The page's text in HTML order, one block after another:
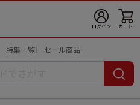
ログイン カート
特集一覧 セール商品